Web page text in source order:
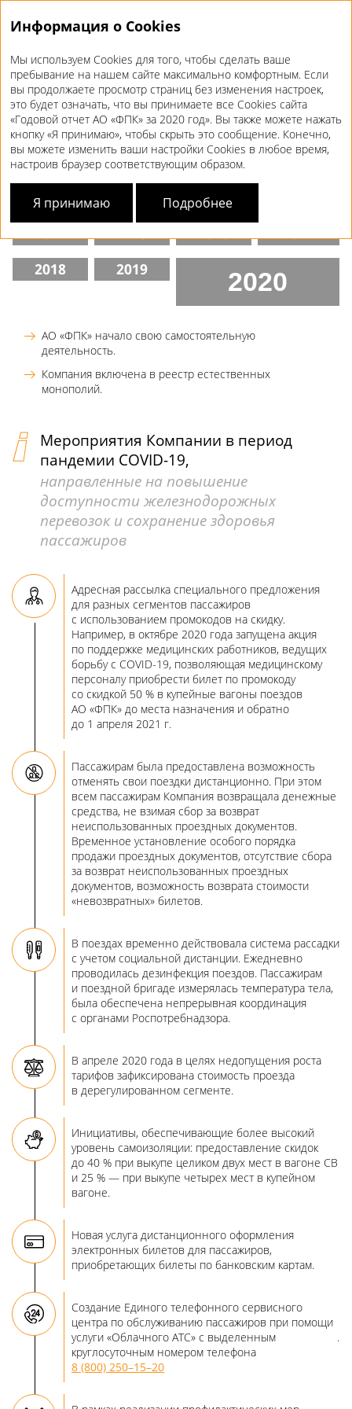
Годовой отчет 2020
ДВИЖЕНИЕВ БУДУЩЕЕ
От оператора вагонов до поставщика
интегрированной мобильности
2010
2012
2014
2015 2016
2017
2018
2019 2020
АО «ФПК» начало свою самостоятельную
деятельность.
Компания включена в реестр естественных
монополий.
Мероприятия Компании в период
пандемии COVID-19,
направленные на повышение
доступности железнодорожных
перевозок и сохранение здоровья
пассажиров
Адресная рассылка специального предложения
для разных сегментов пассажиров
с использованием промокодов на скидку.
Например, в октябре 2020 года запущена акция
по поддержке медицинских работников, ведущих
борьбу с COVID-19, позволяющая медицинскому
персоналу приобрести билет по промокоду
со скидкой 50 % в купейные вагоны поездов
АО «ФПК» до места назначения и обратно
до 1 апреля 2021 г.
Пассажирам была предоставлена возможность
отменять свои поездки дистанционно. При этом
всем пассажирам Компания возвращала денежные
средства, не взимая сбор за возврат
неиспользованных проездных документов.
Временное установление особого порядка
продажи проездных документов, отсутствие сбора
за возврат неиспользованных проездных
документов, возможность возврата стоимости
«невозвратных» билетов.
В поездах временно действовала система рассадки
с учетом социальной дистанции. Ежедневно
проводилась дезинфекция поездов. Пассажирам
и поездной бригаде измерялась температура тела,
была обеспечена непрерывная координация
с органами Роспотребнадзора.
В апреле 2020 года в целях недопущения роста
тарифов зафиксирована стоимость проезда
в дерегулированном сегменте.
Инициативы, обеспечивающие более высокий
уровень самоизоляции: предоставление скидок
до 40 % при выкупе целиком двух мест в вагоне СВ
и 25 % — при выкупе четырех мест в купейном
вагоне.
Новая услуга дистанционного оформления
электронных билетов для пассажиров,
приобретающих билеты по банковским картам.
Создание Единого телефонного сервисного
центра по обслуживанию пассажиров при помощи
услуги «Облачного АТС» с выделенным
круглосуточным номером телефона
8 (800) 250–15–20
.
Информация о Cookies
Мы используем Cookies для того, чтобы сделать ваше
пребывание на нашем сайте максимально комфортным. Если
вы продолжаете просмотр страниц без изменения настроек,
это будет означать, что вы принимаете все Cookies сайта
«Годовой отчет АО «ФПК» за 2020 год». Вы также можете нажать
кнопку «Я принимаю», чтобы скрыть это сообщение. Конечно,
вы можете изменить ваши настройки Cookies в любое время,
настроив браузер соответствующим образом.
Я принимаю Подробнее